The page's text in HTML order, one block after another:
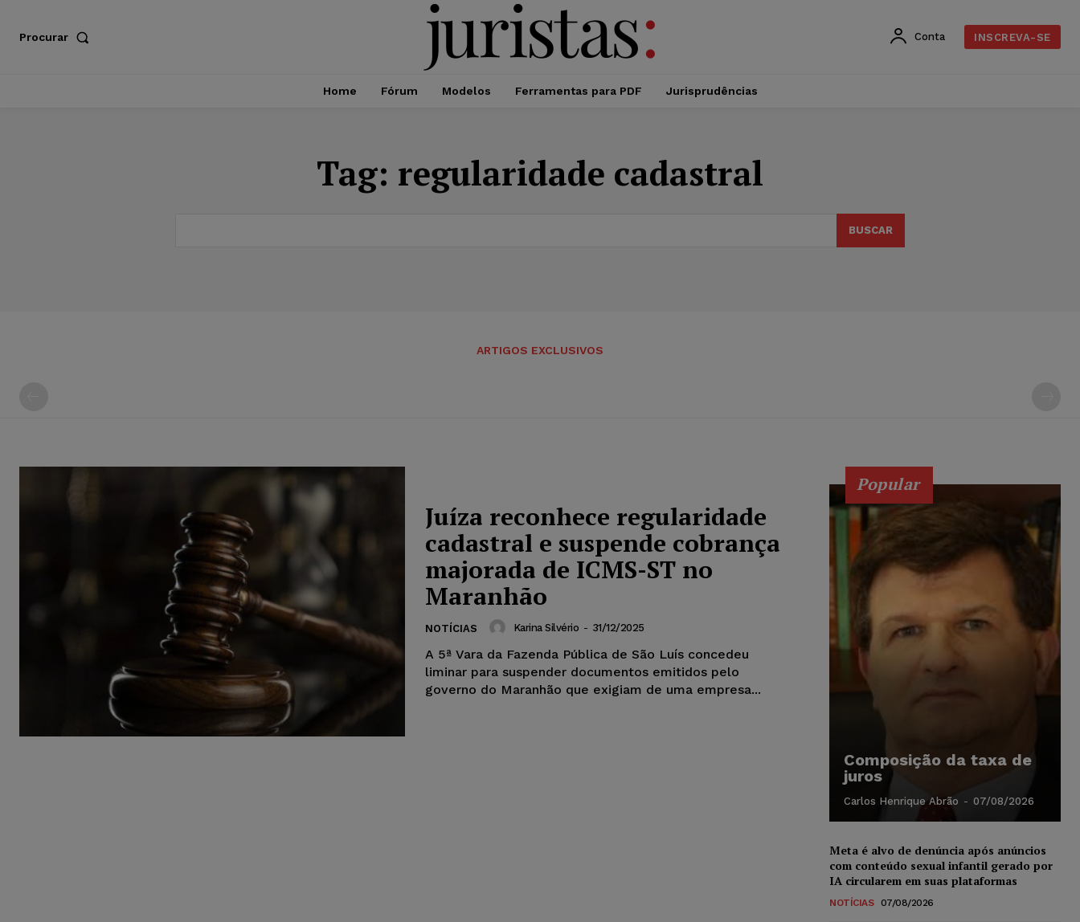
Procurar Conta INSCREVA-SE
Home Fórum Modelos Ferramentas para PDF Jurisprudências
Tag: regularidade cadastral
BUSCAR
ARTIGOS EXCLUSIVOS
Juíza reconhece regularidade
cadastral e suspende cobrança
majorada de ICMS-ST no
Maranhão
NOTÍCIAS Karina Silvério - 31/12/2025
A 5ª Vara da Fazenda Pública de São Luís concedeu
liminar para suspender documentos emitidos pelo
governo do Maranhão que exigiam de uma empresa...
Popular
Composição da taxa de
juros
Carlos Henrique Abrão - 07/08/2026
Meta é alvo de denúncia após anúncios
com conteúdo sexual infantil gerado por
IA circularem em suas plataformas
NOTÍCIAS 07/08/2026